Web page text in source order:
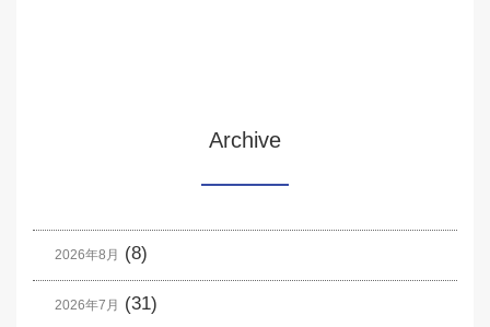
Archive
2026年8月 (8)
2026年7月 (31)